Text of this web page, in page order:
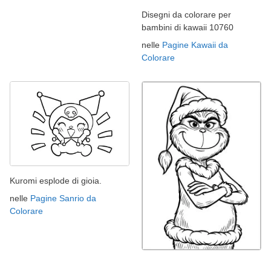
Disegni da colorare per
bambini di kawaii 10760
nelle Pagine Kawaii da
Colorare
Kuromi esplode di gioia.
nelle Pagine Sanrio da
Colorare